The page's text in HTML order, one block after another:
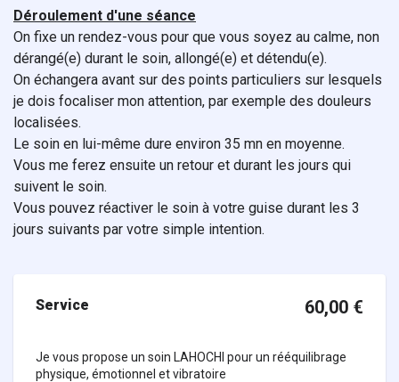
Déroulement d'une séance
On fixe un rendez-vous pour que vous soyez au calme, non
dérangé(e) durant le soin, allongé(e) et détendu(e).
On échangera avant sur des points particuliers sur lesquels
je dois focaliser mon attention, par exemple des douleurs
localisées.
Le soin en lui-même dure environ 35 mn en moyenne.
Vous me ferez ensuite un retour et durant les jours qui
suivent le soin.
Vous pouvez réactiver le soin à votre guise durant les 3
jours suivants par votre simple intention.
Service 60,00 €
Je vous propose un soin LAHOCHI pour un rééquilibrage
physique, émotionnel et vibratoire